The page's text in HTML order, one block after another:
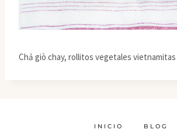
Chả giò chay, rollitos vegetales vietnamitas
INICIO BLOG